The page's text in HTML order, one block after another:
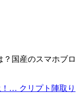
？国産のスマホブロ
！… クリプト陣取り